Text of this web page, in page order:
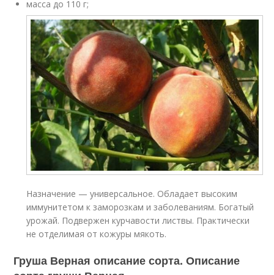
масса до 110 г;
Назначение — универсальное. Обладает высоким
иммунитетом к заморозкам и заболеваниям. Богатый
урожай. Подвержен курчавости листвы. Практически
не отделимая от кожуры мякоть.
Груша Верная описание сорта. Описание